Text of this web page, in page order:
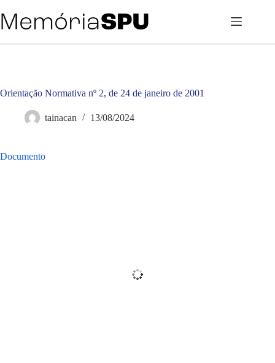
para
o
Orientação Normativa nº 2, de 24 de janeiro de 2001
tainacan 13/08/2024
Documento